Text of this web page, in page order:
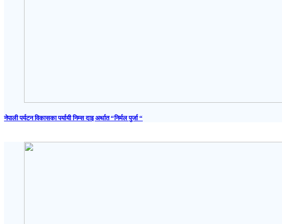
नेपाली पर्यटन विकासका पर्यायी निम्स दाइ अर्थात “निर्मल पुर्जा “